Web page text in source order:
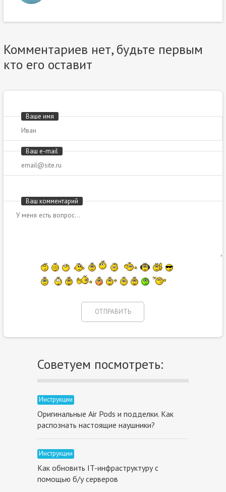
Комментариев нет, будьте первым
кто его оставит
Ваше имя
Ваш e-mail
Ваш комментарий
Советуем посмотреть:
Инструкции
Оригинальные Air Pods и подделки. Как
распознать настоящие наушники?
Инструкции
Как обновить IT-инфраструктуру с
помощью б/у серверов